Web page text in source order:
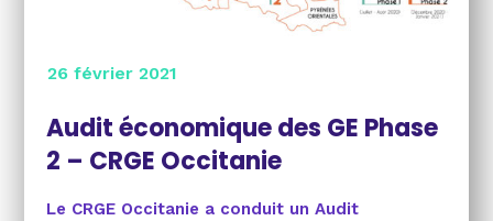
26 février 2021
Audit économique des GE Phase
2 – CRGE Occitanie
Le CRGE Occitanie a conduit un Audit